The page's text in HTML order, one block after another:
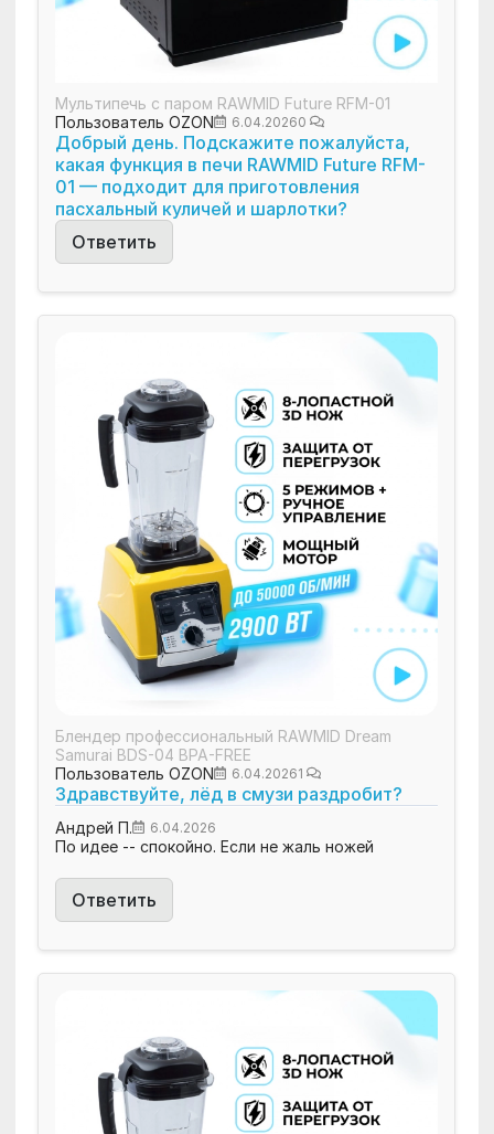
Мультипечь с паром RAWMID Future RFM-01
Пользователь OZON
6.04.20260
Добрый день. Подскажите пожалуйста,
какая функция в печи RAWMID Future RFM-
01 — подходит для приготовления
пасхальный куличей и шарлотки?
Ответить
Блендер профессиональный RAWMID Dream
Samurai BDS-04 BPA-FREE
Пользователь OZON
6.04.20261
Здравствуйте, лёд в смузи раздробит?
Андрей П. 6.04.2026
По идее -- спокойно. Если не жаль ножей
Ответить